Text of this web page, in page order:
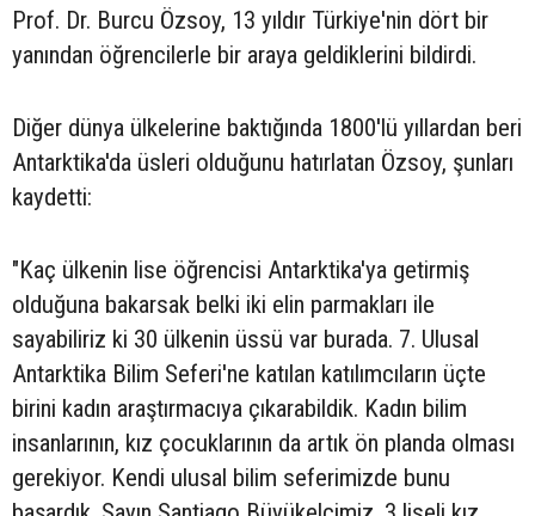
Prof. Dr. Burcu Özsoy, 13 yıldır Türkiye'nin dört bir
yanından öğrencilerle bir araya geldiklerini bildirdi.
Diğer dünya ülkelerine baktığında 1800'lü yıllardan beri
Antarktika'da üsleri olduğunu hatırlatan Özsoy, şunları
kaydetti:
"Kaç ülkenin lise öğrencisi Antarktika'ya getirmiş
olduğuna bakarsak belki iki elin parmakları ile
sayabiliriz ki 30 ülkenin üssü var burada. 7. Ulusal
Antarktika Bilim Seferi'ne katılan katılımcıların üçte
birini kadın araştırmacıya çıkarabildik. Kadın bilim
insanlarının, kız çocuklarının da artık ön planda olması
gerekiyor. Kendi ulusal bilim seferimizde bunu